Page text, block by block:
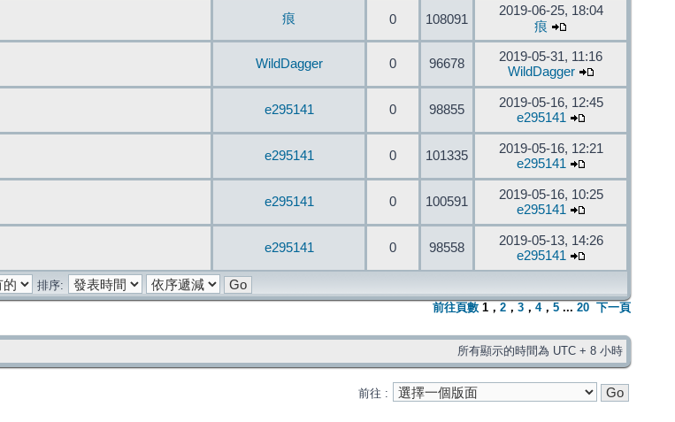
痕 0 108091
2019-06-25, 18:04
痕
WildDagger 0 96678
2019-05-31, 11:16
WildDagger
e295141 0 98855
2019-05-16, 12:45
e295141
e295141 0 101335
2019-05-16, 12:21
e295141
e295141 0 100591
2019-05-16, 10:25
e295141
e295141 0 98558
2019-05-13, 14:26
e295141
排序:
前往頁數 1 ， 2 ， 3 ， 4， 5 ... 20 下一頁
所有顯示的時間為 UTC + 8 小時
前往 :